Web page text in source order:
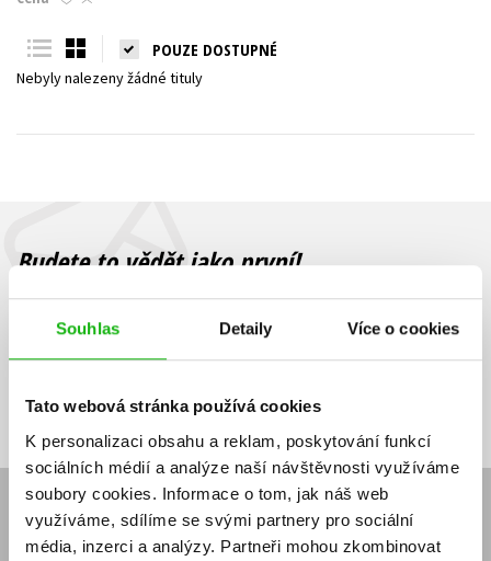
Souhlas Detaily Více o cookies
Tato webová stránka používá cookies
K personalizaci obsahu a reklam, poskytování funkcí
sociálních médií a analýze naší návštěvnosti využíváme
soubory cookies. Informace o tom, jak náš web
využíváme, sdílíme se svými partnery pro sociální
média, inzerci a analýzy. Partneři mohou zkombinovat
Young adult (SK)
Všechny tituly
POUZE DOSTUPNÉ
Nebyly nalezeny žádné tituly
Budete to vědět jako první!
Zajímá Vás, jaký knižní hit právě vychází, na jaké zboží je výhodná
sleva, jaká běží soutěž o ceny? Přihlášením k odběru našich e-
souhlasíte se zpracováním osobních údajů
mailová
adresa
mailová
adresa
Vaše e-mailová adresa Přihlásit se
E-SHOP
Aktuality
Knižní novinky